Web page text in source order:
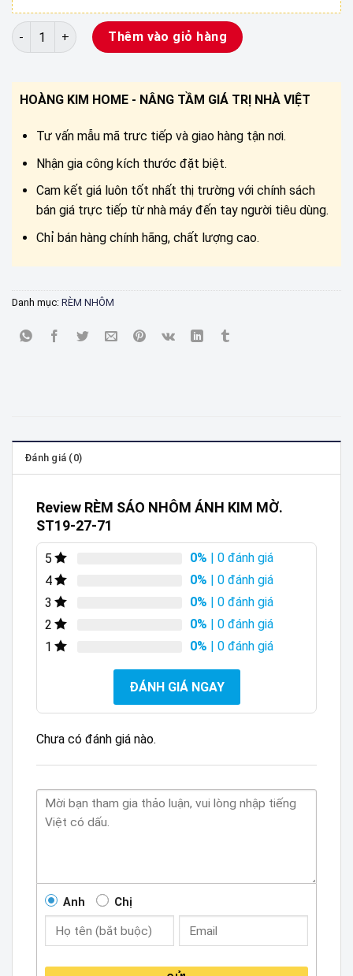
RÈM SÁO NHÔM ÁNH KIM MỜ. ST19-27-71 số lượng
Thêm vào giỏ hàng
HOÀNG KIM HOME - NÂNG TẦM GIÁ TRỊ NHÀ VIỆT
Tư vấn mẫu mã trưc tiếp và giao hàng tận nơi.
Nhận gia công kích thước đặt biệt.
Cam kết giá luôn tốt nhất thị trường với chính sách
bán giá trực tiếp từ nhà máy đến tay người tiêu dùng.
Chỉ bán hàng chính hãng, chất lượng cao.
Danh mục: RÈM NHÔM
Đánh giá (0)
Review RÈM SÁO NHÔM ÁNH KIM MỜ.
ST19-27-71
5 0% | 0 đánh giá
4
0% | 0 đánh giá
3
0% | 0 đánh giá
2
0% | 0 đánh giá
1
0% | 0 đánh giá
ĐÁNH GIÁ NGAY
Chưa có đánh giá nào.
Anh Chị